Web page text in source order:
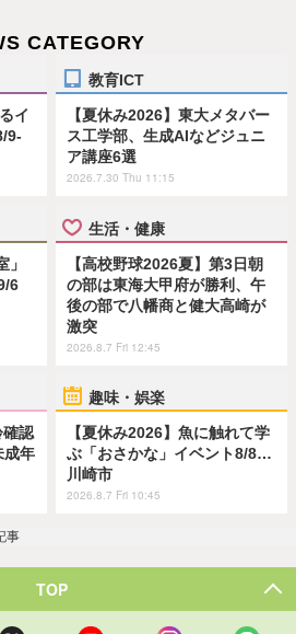
CATEGORY
イ
9-
教育ICT
【夏休み2026】東大メタバー
ス工学部、生成AIなどジュニ
ア講座6選
2026.7.30 Thu 11:15
」
6
生活・健康
【高校野球2026夏】第3日朝
の部は東海大甲府が勝利、午
後の部で八幡商と健大高崎が
激突
2026.8.7 Fri 12:45
認
成年
趣味・娯楽
【夏休み2026】魚に触れて学
ぶ「おさかな」イベント8/8…
川崎市
2026.8.7 Fri 10:45
事
TOP